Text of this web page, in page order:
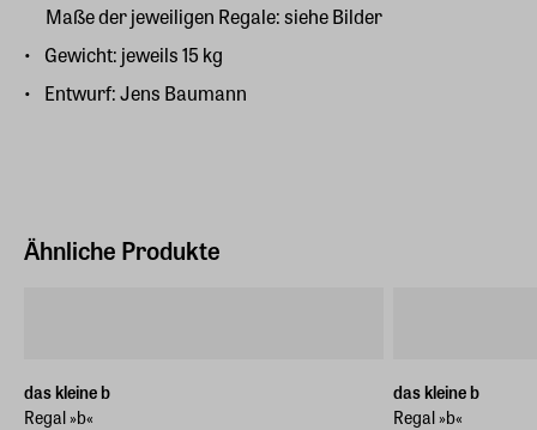
Maße der jeweiligen Regale: siehe Bilder
Gewicht: jeweils 15 kg
Entwurf: Jens Baumann
Ähnliche Produkte
das kleine b
Regal »b«
das kleine b
Regal »b«